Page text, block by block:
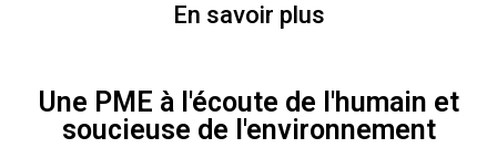
En savoir plus
Une PME à l'écoute de l'humain et
soucieuse de l'environnement